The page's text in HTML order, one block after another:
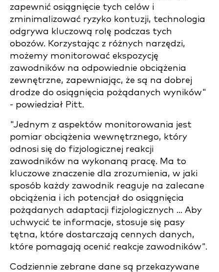
zapewnić osiągnięcie tych celów i
zminimalizować ryzyko kontuzji, technologia
odgrywa kluczową rolę podczas tych
obozów. Korzystając z różnych narzędzi,
możemy monitorować ekspozycję
zawodników na odpowiednie obciążenia
zewnętrzne, zapewniając, że są na dobrej
drodze do osiągnięcia pożądanych wyników"
- powiedział Pitt.
"Jednym z aspektów monitorowania jest
pomiar obciążenia wewnętrznego, który
odnosi się do fizjologicznej reakcji
zawodników na wykonaną pracę. Ma to
kluczowe znaczenie dla zrozumienia, w jaki
sposób każdy zawodnik reaguje na zalecane
obciążenia i ich potencjał do osiągnięcia
pożądanych adaptacji fizjologicznych ... Aby
uchwycić te informacje, stosuje się pasy
tętna, które dostarczają cennych danych,
które pomagają ocenić reakcje zawodników".
Codziennie zebrane dane są przekazywane